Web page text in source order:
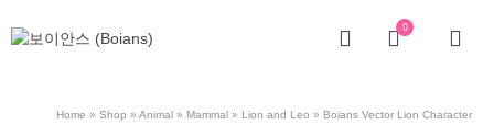
0
Home » Shop » Animal » Mammal » Lion and Leo » Boians Vector Lion Character